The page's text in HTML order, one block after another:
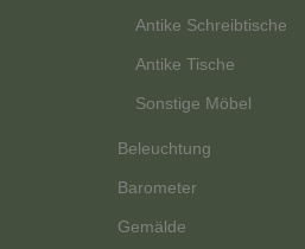
Antike Schreibtische
Antike Tische
Sonstige Möbel
Beleuchtung
Barometer
Gemälde